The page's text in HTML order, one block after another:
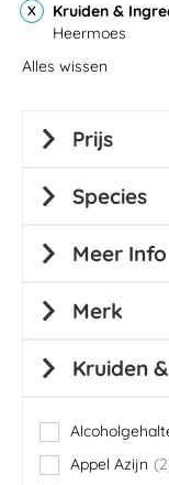
Kruiden &
Heermoes
Alles wissen
Prijs
Species
Meer Info
Merk
Kruiden
Appel Azijn
2